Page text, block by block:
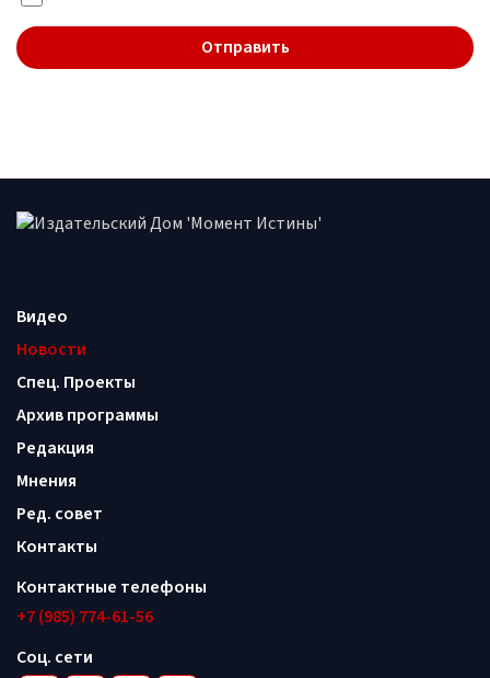
Видео
Новости
Спец. Проекты
Архив программы
Редакция
Мнения
Ред. совет
Контакты
Контактные телефоны
+7 (985) 774-61-56
Соц. сети